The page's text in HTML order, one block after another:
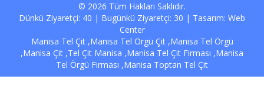
© 2026 Tüm Hakları Saklıdır.
Dünkü Ziyaretçi: 40 | Bugünkü Ziyaretçi: 30 | Tasarım: Web
Center
Manisa Tel Çit ,Manisa Tel Örgü Çit ,Manisa Tel Örgü
,Manisa Çit ,Tel Çit Manisa ,Manisa Tel Çit Firması ,Manisa
Tel Örgü Firması ,Manisa Toptan Tel Çit